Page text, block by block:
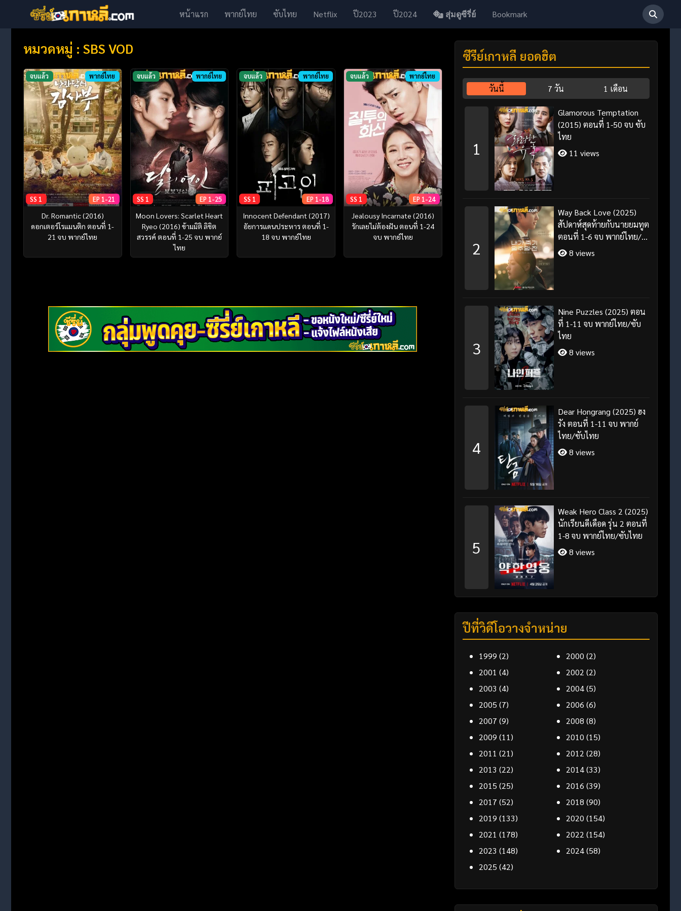
หน้าแรก พากย์ไทย ซับไทย Netflix ปี2023 ปี2024 สุ่มดูซีรี่ย์ Bookmark
หมวดหมู่ : SBS VOD
จบแล้ว พากย์ไทย
SS 1 EP 1-21
Dr. Romantic (2016)
ดอกเตอร์โรแมนติก ตอนที่ 1-
21 จบ พากย์ไทย
จบแล้ว พากย์ไทย
SS 1 EP 1-25
Moon Lovers: Scarlet Heart
Ryeo (2016) ข้ามมิติ ลิขิต
สวรรค์ ตอนที่ 1-25 จบ พากย์
ไทย
จบแล้ว พากย์ไทย
SS 1 EP 1-18
Innocent Defendant ‎(2017)
อัยการแดนประหาร ตอนที่ 1-
18 จบ พากย์ไทย
จบแล้ว พากย์ไทย
SS 1 EP 1-24
Jealousy Incarnate (2016)
รักเลยไม่ต้องฝัน ตอนที่ 1-24
จบ พากย์ไทย
ซีรี่ย์เกาหลี ยอดฮิต
วันนี้ 7 วัน 1 เดือน
1
Glamorous Temptation
(2015) ตอนที่ 1-50 จบ ซับ
ไทย
11 views
2
Way Back Love (2025)
สัปดาห์สุดท้ายกับนายยมทูต
ตอนที่ 1-6 จบ พากย์ไทย/
ซับไทย8 views
3
Nine Puzzles (2025) ตอน
ที่ 1-11 จบ พากย์ไทย/ซับ
ไทย
8 views
4
Dear Hongrang (2025) ฮง
รัง ตอนที่ 1-11 จบ พากย์
ไทย/ซับไทย
8 views
5
Weak Hero Class 2 (2025)
นักเรียนดีเดือด รุ่น 2 ตอนที่
1-8 จบ พากย์ไทย/ซับไทย
8 views
ปีที่วิดีโอวางจำหน่าย
1999 (2) 2000 (2)
2001 (4) 2002 (2)
2003 (4) 2004(5)
2005 (7) 2006 (6)
2007 (9) 2008 (8)
2009 (11) 2010 (15)
2011 (21) 2012 (28)
2013 (22) 2014(33)
2015 (25) 2016 (39)
2017 (52) 2018 (90)
2019 (133) 2020 (154)
2021 (178) 2022 (154)
2023 (148) 2024(58)
2025 (42)